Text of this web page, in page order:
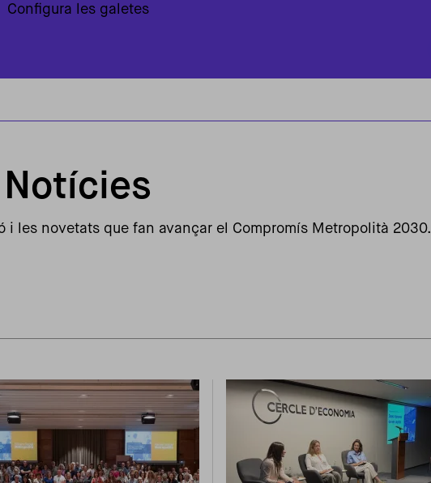
Notícies
i les novetats que fan avançar el Compromís Metropolità 2030.
Configura les galetes